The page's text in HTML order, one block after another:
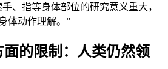
、指等身体部位的研究意义重大，
体动作理解。”
的限制：人类仍然领